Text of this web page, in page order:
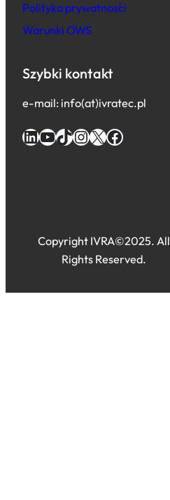
Polityka prywatności
Warunki OWS
Szybki kontakt
e-mail: info(at)ivratec.pl
LinkedIn YouTube TikTok InstagramX Facebook
Copyright IVRA©2025. All
Rights Reserved.